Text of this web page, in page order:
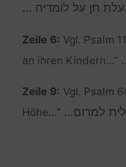
חן על לומדיה …
Zeile 6: Vgl. Psalm
an ihren Kindern…”
Zeile 9: Vgl. Psalm
Höhe…” למרום…